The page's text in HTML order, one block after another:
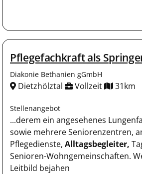
Pflegefachkraft als
Diakonie Bethanien gGmbH
Dietzhölztal Vollzeit 31km
Stellenangebot
...derem ein angesehenes
sowie mehrere Seniorenzentren,
Pflegedienste, Alltagsbegleiter,
Senioren-Wohngemeinschaften.
Leitbild bejahen